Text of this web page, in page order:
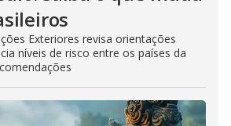
Exteriores revisa orientações
níveis de risco entre os países da